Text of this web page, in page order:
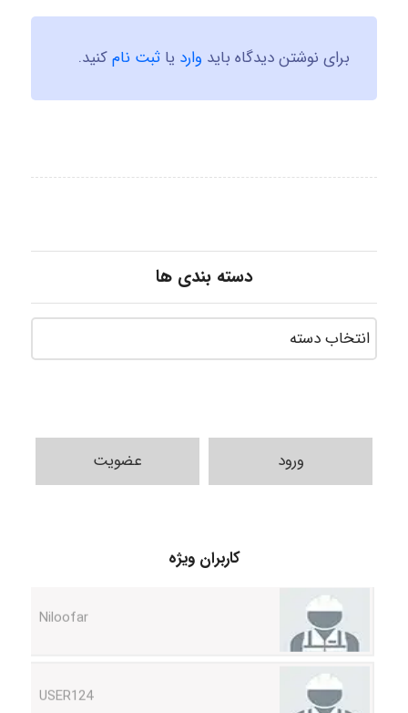
برای نوشتن دیدگاه باید وارد یا ثبت نامکنید.
دسته بندی ها
ورود عضویت
کاربران ویژه
HaddadiMahsa